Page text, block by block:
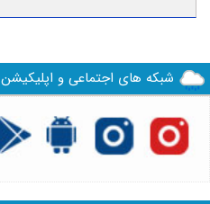
شبکه های اجتماعی و اپلیکیشن